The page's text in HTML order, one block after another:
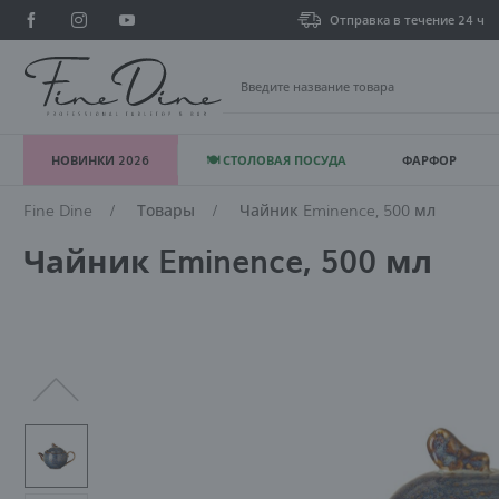
Отправка в течение 24 ч
НОВИНКИ 2026 🍽 СТОЛОВАЯ ПОСУДА ФАРФОР
Fine Dine Товары Чайник Eminence, 500 мл
Чайник Eminence, 500 мл